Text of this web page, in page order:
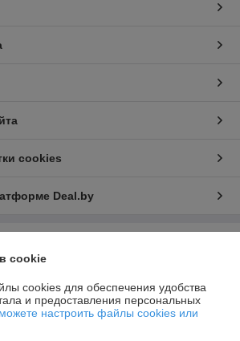
cookies
Deal.by
4Е/7 пом. 174/6
ЕГР: 193602574
cookie
cookies для обеспечения удобства
и предоставления персональных
настроить файлы cookies или